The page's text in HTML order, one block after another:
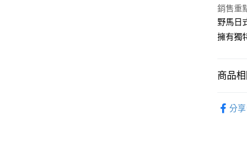
臺灣
匯
聯
台新
台灣
Apple
街口支
Google
銷售重
野馬日
擁有獨
商品
分享